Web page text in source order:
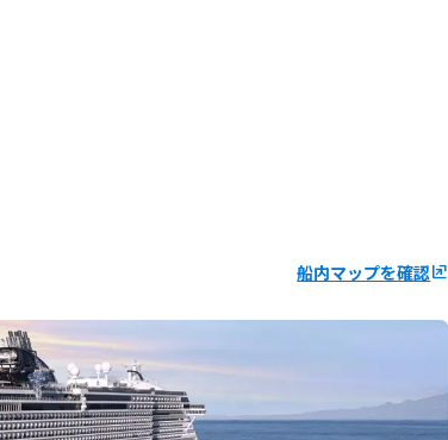
船内マップを確認ungroup